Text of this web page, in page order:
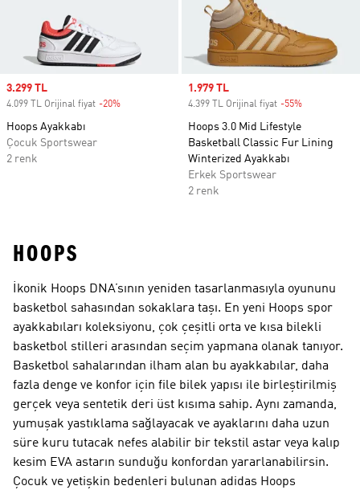
Sale price
3.299 TL
4.099 TL Orijinal fiyat -20%
Hoops Ayakkabı
Çocuk Sportswear
2 renk
Sale price
1.979 TL
4.399 TL Orijinal fiyat -55%
Hoops 3.0 Mid Lifestyle
Basketball Classic Fur Lining
Winterized Ayakkabı
Erkek Sportswear
2 renk
HOOPS
İkonik Hoops DNA’sının yeniden tasarlanmasıyla oyununu
basketbol sahasından sokaklara taşı. En yeni Hoops spor
ayakkabıları koleksiyonu, çok çeşitli orta ve kısa bilekli
basketbol stilleri arasından seçim yapmana olanak tanıyor.
Basketbol sahalarından ilham alan bu ayakkabılar, daha
fazla denge ve konfor için file bilek yapısı ile birleştirilmiş
gerçek veya sentetik deri üst kısıma sahip. Aynı zamanda,
yumuşak yastıklama sağlayacak ve ayaklarını daha uzun
süre kuru tutacak nefes alabilir bir tekstil astar veya kalıp
kesim EVA astarın sunduğu konfordan yararlanabilirsin.
Çocuk ve yetişkin bedenleri bulunan adidas Hoops